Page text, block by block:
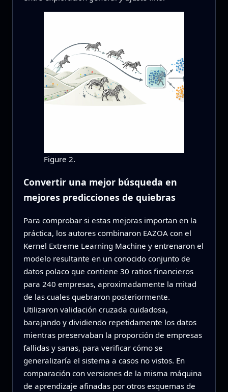
Figure 2.
Convertir una mejor búsqueda en
mejores predicciones de quiebras
Para comprobar si estas mejoras importan en la
práctica, los autores combinaron EAZOA con el
Kernel Extreme Learning Machine y entrenaron el
modelo resultante en un conocido conjunto de
datos polaco que contiene 30 ratios financieros
para 240 empresas, aproximadamente la mitad
de las cuales quebraron posteriormente.
Utilizaron validación cruzada cuidadosa,
barajando y dividiendo repetidamente los datos
mientras preservaban la proporción de empresas
fallidas y sanas, para verificar cómo se
generalizaría el sistema a casos no vistos. En
comparación con versiones de la misma máquina
de aprendizaje afinadas por otros esquemas de